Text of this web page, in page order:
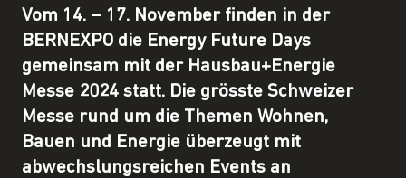
Vom 14. – 17. November finden in der
BERNEXPO die Energy Future Days
gemeinsam mit der Hausbau+Energie
Messe 2024 statt. Die grösste Schweizer
Messe rund um die Themen Wohnen,
Bauen und Energie überzeugt mit
abwechslungsreichen Events an